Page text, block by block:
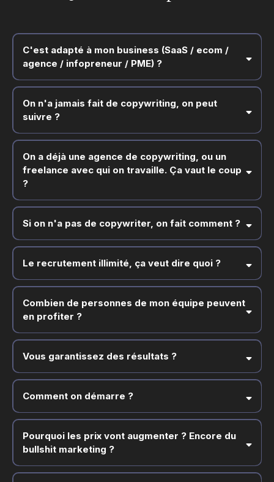
C'est adapté à mon business (SaaS / ecom /
agence / infopreneur / PME) ?
On n'a jamais fait de copywriting, on peut
suivre ?
On a déjà une agence de copywriting, ou un
freelance avec qui on travaille. Ça vaut le coup
?
Si on n'a pas de copywriter, on fait comment ?
Le recrutement illimité, ça veut dire quoi ?
Combien de personnes de mon équipe peuvent
en profiter ?
Vous garantissez des résultats ?
Mais les résultats dépendent surtout de votre capacité de mise
en place.
Comment on démarre ?
Pourquoi les prix vont augmenter ? Encore du
bullshit marketing ?